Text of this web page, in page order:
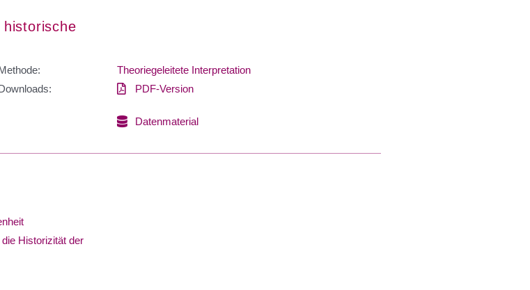
Theoriegeleitete Interpretation
PDF-Version
Datenmaterial
Historizität der